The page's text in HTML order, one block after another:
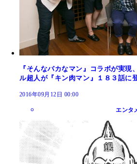
『そんなバカなマン』コラボが実現
ル超人が『キン肉マン』１８３話に
2016年09月12日 00:00
エンタ